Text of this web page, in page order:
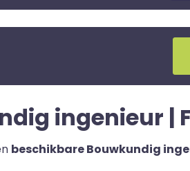
ingenieur |
beschikbare Bouwkundig